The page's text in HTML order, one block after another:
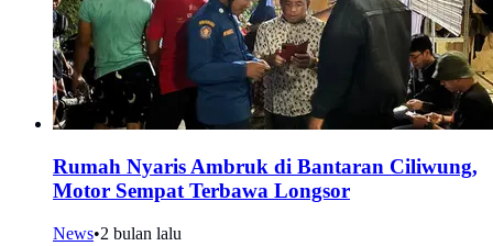
Rumah Nyaris Ambruk di Bantaran Ciliwung,
Motor Sempat Terbawa Longsor
News•2 bulan lalu